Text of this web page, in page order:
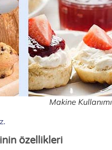
Makine Kullanımı
özellikleri